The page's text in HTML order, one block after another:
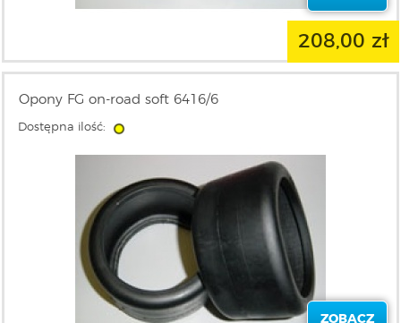
208,00 zł
Opony FG on-road soft 6416/6
Dostępna ilość:
ZOBACZ